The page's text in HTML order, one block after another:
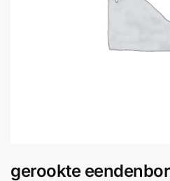
gerookte